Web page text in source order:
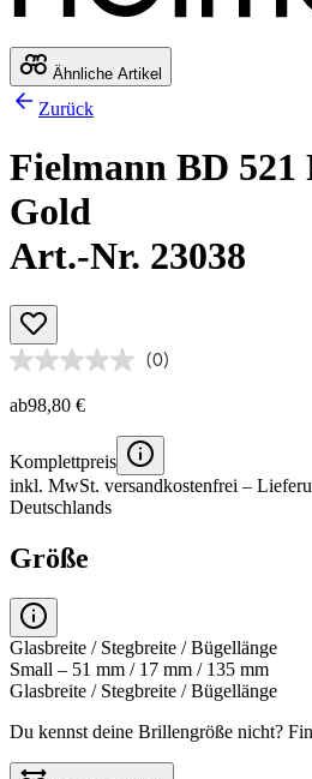
Ähnliche Artikel
Zurück
Fielmann BD
Gold
Art.-Nr. 23038
(0)
ab98,80 €
Komplettpreis
inkl. MwSt. versandkostenfrei –
Deutschlands
Größe
Glasbreite / Stegbreite / Bügellänge
Small – 51 mm / 17 mm / 135 mm
Glasbreite / Stegbreite / Bügellänge
Du kennst deine Brillengröße nicht?